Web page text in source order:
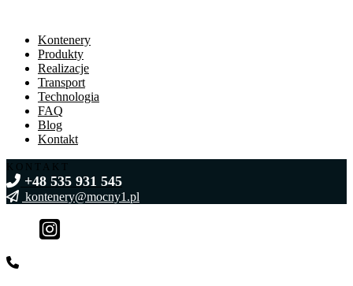
Kontenery
Produkty
Realizacje
Transport
Technologia
FAQ
Blog
Kontakt
KONTAKT
+48 535 931 545
kontenery@mocny1.pl